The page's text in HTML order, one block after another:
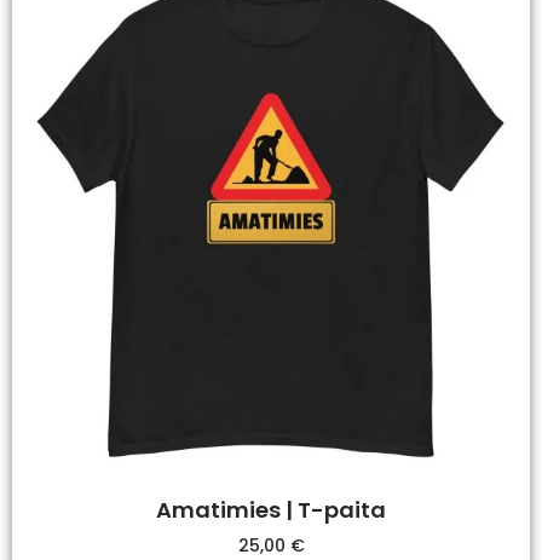
Amatimies | T-paita
25,00 €